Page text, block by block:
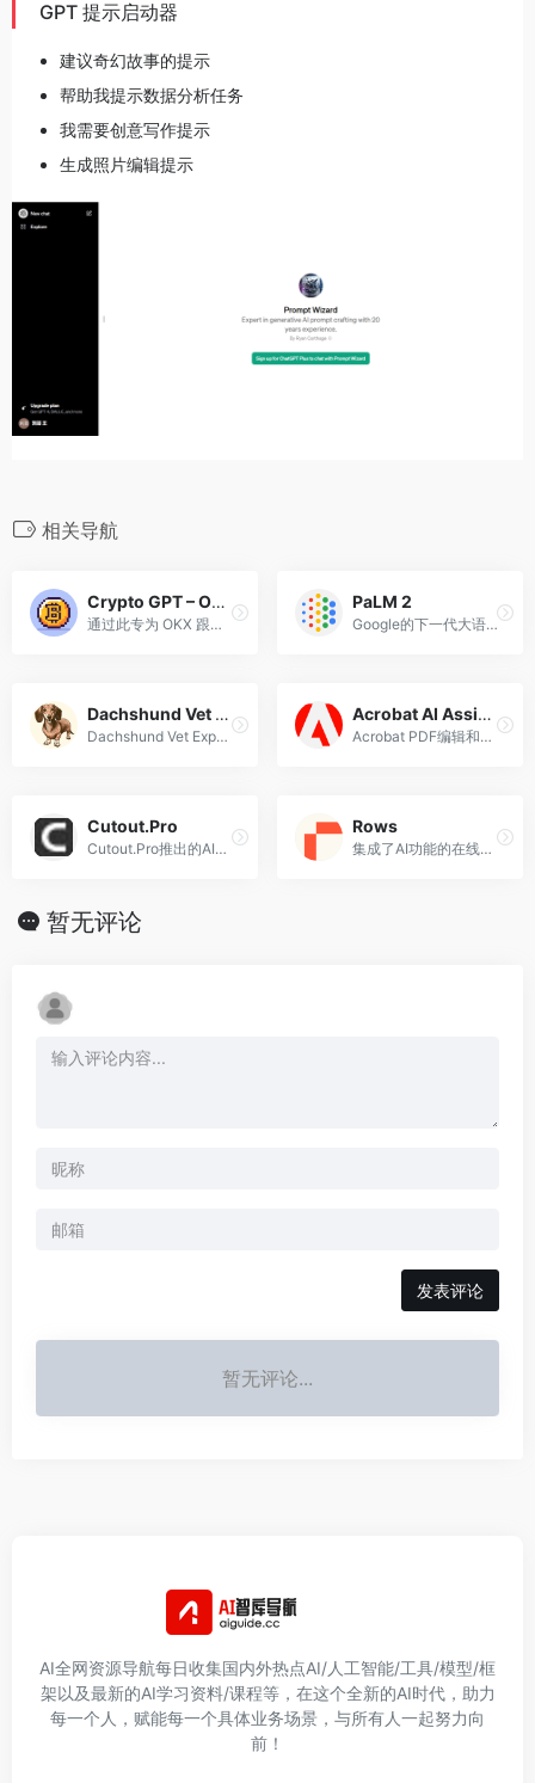
GPT 提示启动器
建议奇幻故事的提示
帮助我提示数据分析任务
我需要创意写作提示
生成照片编辑提示
相关导航
Crypto GPT – OKX Copy Trading
通过此专为 OKX 跟单交易量身定制的 GPT 探索金融见解。
PaLM 2
Google的下一代大语言模型，超过3400亿参数
Dachshund Vet Expert
Dachshund Vet Expert可以帮助您解决有关宠物的任何问题。
Acrobat AI Assistant
Acrobat PDF编辑和阅读软件推出的一个AI文档助手
Cutout.Pro
Cutout.Pro推出的AI图片物体涂抹去除工具
Rows
集成了AI功能的在线表格处理工具
暂无评论
发表评论
暂无评论...
AI全网资源导航每日收集国内外热点AI/人工智能/工具/模型/框
架以及最新的AI学习资料/课程等，在这个全新的AI时代，助力
每一个人，赋能每一个具体业务场景，与所有人一起努力向
前！